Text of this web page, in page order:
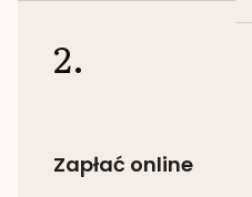
2.
Zapłać online